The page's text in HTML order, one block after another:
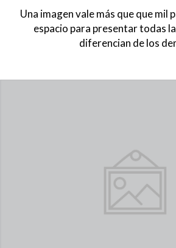
Una imagen vale más que que mil
espacio para presentar todas
diferencian de los